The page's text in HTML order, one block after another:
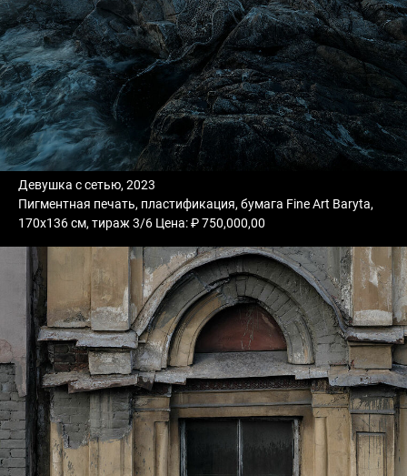
Девушка с сетью, 2023
Пигментная печать, пластификация, бумага Fine Art Baryta,
170х136 см, тираж 3/6 Цена: ₽ 750,000,00